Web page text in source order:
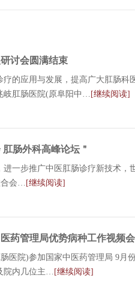
讨会圆满结束
的应用与发展，提高广大肛肠
岐肛肠医院(原阜阳中… [继续阅读]
肠外科高峰论坛＂
一步推广中医肛肠诊疗新技术，
合会… [继续阅读]
药管理局优势病种工作视频
医院)参加国家中医药管理局 9月
院内几位主…[继续阅读]